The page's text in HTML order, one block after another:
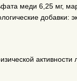
меди 6,25 мг,
добавки: